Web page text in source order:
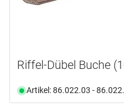
Riffel-Dübel Buche
Artikel: 86.022.03 -